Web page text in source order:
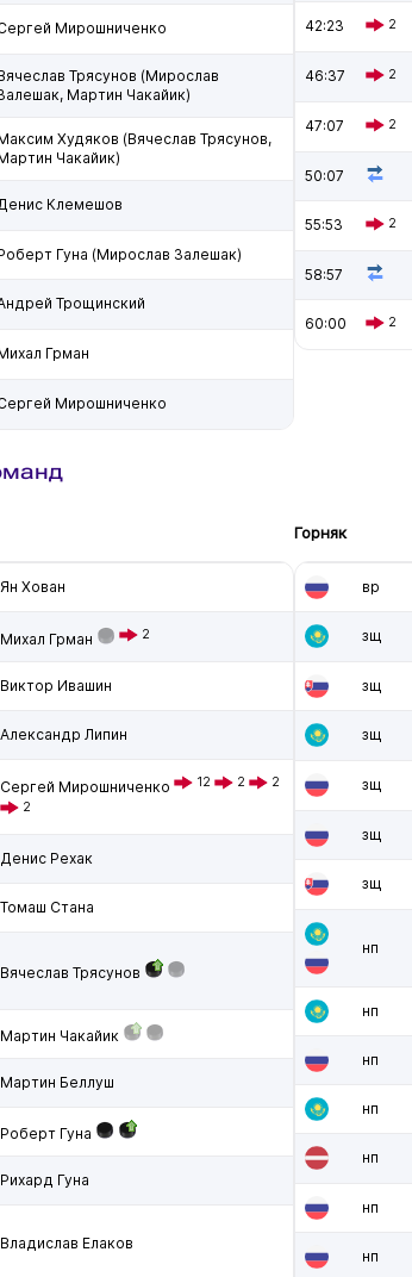
Мирошниченко
Трясунов (Мирослав
Мартин Чакайик)
Худяков (Вячеслав Трясунов,
Чакайик)
Клемешов
Гуна (Мирослав Залешак)
Трощинский
Грман
Мирошниченко
42:23 2
46:37 2
47:07 2
50:07
55:53 2
58:57
60:00 2
Ян Хован
Михал Грман 2
Виктор Ивашин
Александр Липин
Сергей Мирошниченко 12 2
2
2
Денис Рехак
Томаш Стана
Вячеслав Трясунов
Мартин Чакайик
Мартин Беллуш
Роберт Гуна
Рихард Гуна
Владислав Елаков
Горняк
вр
зщ
зщ
зщ
зщ
зщ
зщ
нп
нп
нп
нп
нп
нп
нп